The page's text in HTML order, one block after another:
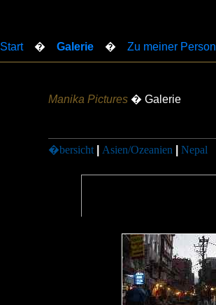
Start� Galerie � Zu meiner Person
Manika Pictures � Galerie
�bersicht Asien/Ozeanien Nepal